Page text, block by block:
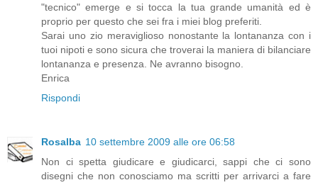
"tecnico" emerge e si tocca la tua grande umanità ed è
proprio per questo che sei fra i miei blog preferiti.
Sarai uno zio meraviglioso nonostante la lontananza con i
tuoi nipoti e sono sicura che troverai la maniera di bilanciare
lontananza e presenza. Ne avranno bisogno.
Enrica
Rispondi
Rosalba 10 settembre 2009 alle ore 06:58
Non ci spetta giudicare e giudicarci, sappi che ci sono
disegni che non conosciamo ma scritti per arrivarci a fare